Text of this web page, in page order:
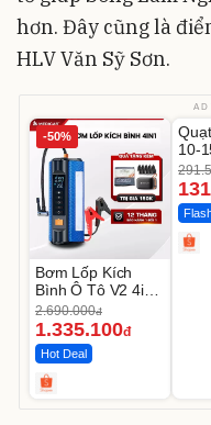
hơn. Đây cũng là
HLV Văn Sỹ Sơn.
-50%
Bơm Lốp Kích
Bình Ô Tô V2 4in1
MEDICAR –
12.000mAh
2.690.000đ
1.335.100đ
Hot Deal
-54%
10-
Liên